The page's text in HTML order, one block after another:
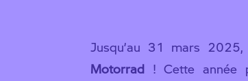
Jusqu’au 31 mars
Motorrad ! Cette année